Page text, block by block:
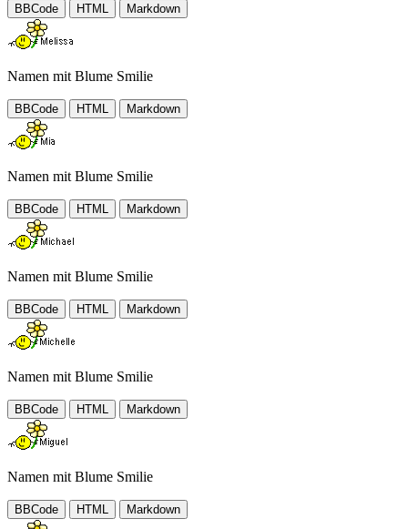
BBCode HTML Markdown
Namen mit Blume Smilie
BBCode HTML Markdown
Namen mit Blume Smilie
BBCode HTML Markdown
Namen mit Blume Smilie
BBCode HTML Markdown
Namen mit Blume Smilie
BBCode HTML Markdown
Namen mit Blume Smilie
BBCode HTML Markdown